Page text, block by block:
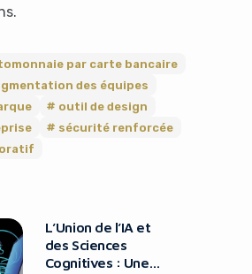
par carte bancaire
des équipes
outil de design
sécurité renforcée
L’Union de l’IA et
des Sciences
Cognitives : Une
like you're
ad-blocker!